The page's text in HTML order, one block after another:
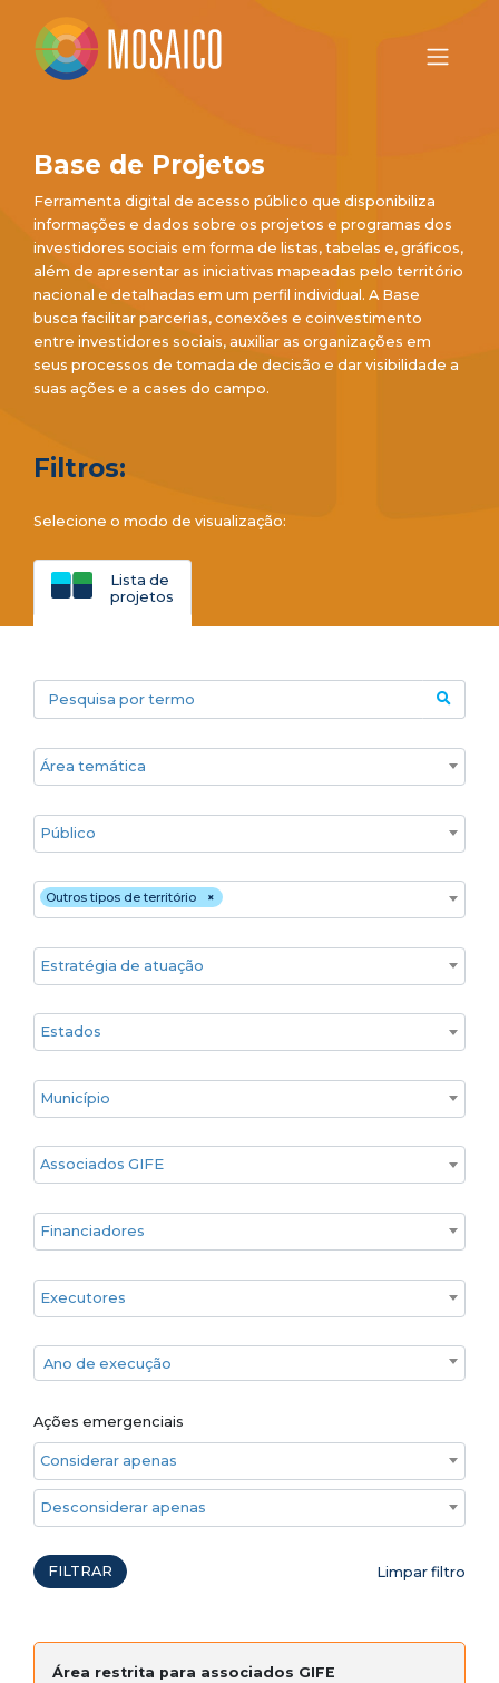
Base de Projetos
Ferramenta digital de acesso público que disponibiliza
informações e dados sobre os projetos e programas dos
investidores sociais em forma de listas, tabelas e, gráficos,
além de apresentar as iniciativas mapeadas pelo território
nacional e detalhadas em um perfil individual. A Base
busca facilitar parcerias, conexões e coinvestimento
entre investidores sociais, auxiliar as organizações em
seus processos de tomada de decisão e dar visibilidade a
suas ações e a cases do campo.
Filtros:
Selecione o modo de visualização:
Lista de
projetos
Pesquisa por termo
Áreas temáticas
Público
Territórios ×
Outros tipos de território
Estratégia de atuação
Estado
Cidade
Associados GIFE
Financiadores
Executores
Ano de execução
Ano de execução
Ações emergenciais
Considerar apenas ações emergenciais
Desconsiderar apenas ações emergenciais
FILTRAR Limpar filtro
Área restrita para associados GIFE